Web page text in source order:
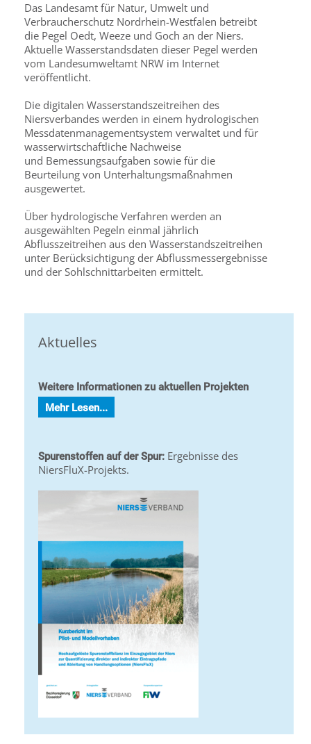
Das Landesamt für Natur, Umwelt und
Verbraucherschutz Nordrhein-Westfalen betreibt
die Pegel Oedt, Weeze und Goch an der Niers.
Aktuelle Wasserstandsdaten dieser Pegel werden
vom Landesumweltamt NRW im Internet
veröffentlicht.
Die digitalen Wasserstandszeitreihen des
Niersverbandes werden in einem hydrologischen
Messdatenmanagementsystem verwaltet und für
wasserwirtschaftliche Nachweise
und Bemessungsaufgaben sowie für die
Beurteilung von Unterhaltungsmaßnahmen
ausgewertet.
Über hydrologische Verfahren werden an
ausgewählten Pegeln einmal jährlich
Abflusszeitreihen aus den Wasserstandszeitreihen
unter Berücksichtigung der Abflussmessergebnisse
und der Sohlschnittarbeiten ermittelt.
Aktuelles
Weitere Informationen zu aktuellen Projekten
Mehr Lesen...
Spurenstoffen auf der Spur: Ergebnisse des
NiersFluX-Projekts.